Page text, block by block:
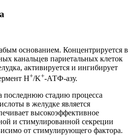
основанием. Концентрируется в
канальцев париетальных клеток
активируется и ингибирует
H+/K+-АТФ-азу.
последнюю стадию процесса
в желудке является
высокоэффективное
и стимулированной секреции
от стимулирующего фактора.